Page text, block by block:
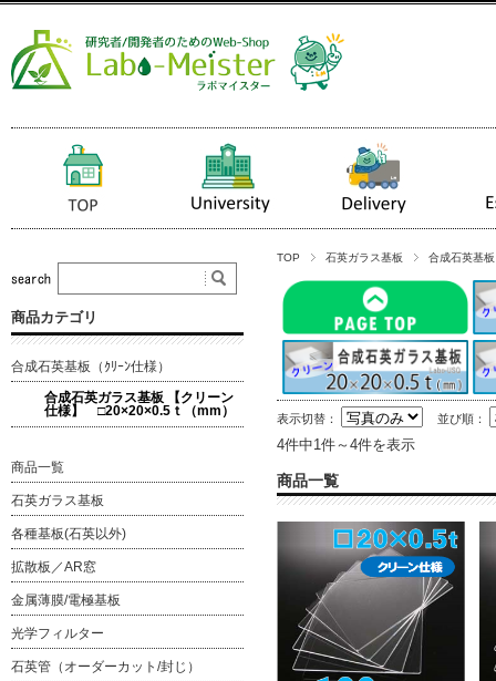
TOP 石英ガラス基板 合成石英基
表示切替： 並び順：
4件中1件～4件を表示
商品一覧
商品カテゴリ
合成石英基板（ｸﾘｰﾝ仕様）
合成石英ガラス基板 【クリーン
仕様】 □20×20×0.5ｔ（mm）
商品一覧
石英ガラス基板
各種基板(石英以外)
拡散板／AR窓
金属薄膜/電極基板
光学フィルター
石英管（オーダーカット/封じ）